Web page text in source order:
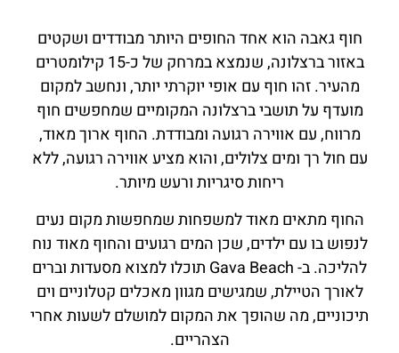
חוף גאבה הוא אחד החופים היותר מבודדים ושקטים
באזור ברצלונה, שנמצא במרחק של כ-15 קילומטרים
מהעיר. זהו חוף עם אופי יוקרתי יותר, ונחשב למקום
מועדף על תושבי ברצלונה המקומיים שמחפשים חוף
מרווח, עם אווירה רגועה ומבודדת. החוף ארוך מאוד,
עם חול רך ומים צלולים, והוא מציע אווירה רגועה, ללא
ריחות סיגריות ורעש מיותר.
החוף מתאים מאוד למשפחות שמחפשות מקום נעים
לנפוש בו עם ילדים, שכן המים רגועים והחוף מאוד נוח
להליכה. ב- Gava Beach תוכלו למצוא מסעדות וברים
לאורך הטיילת, שמגישים מגוון מאכלים קטלוניים וים
תיכוניים, מה שהופך את המקום למושלם לשעות אחרי
הצהריים.